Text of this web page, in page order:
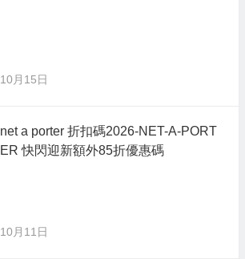
10月15日
net a porter 折扣碼2026-NET-A-PORT
ER 快閃迎新額外85折優惠碼
10月11日